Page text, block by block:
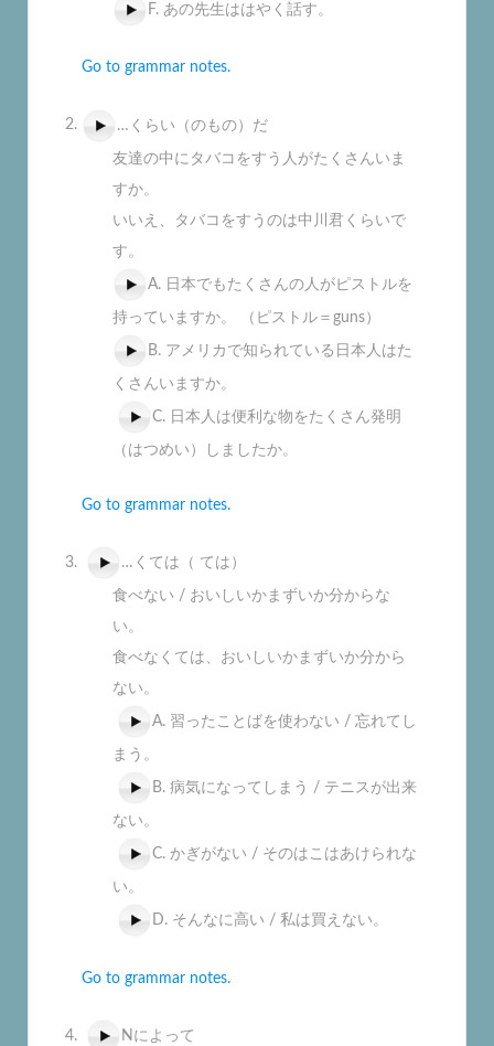
F. あの先生ははやく話す。
Go to grammar notes.
…くらい（のもの）だ
友達の中にタバコをすう人がたくさんいま
すか。
いいえ、タバコをすうのは中川君くらいで
す。
A. 日本でもたくさんの人がピストルを
持っていますか。 （ピストル＝guns）
B. アメリカで知られている日本人はた
くさんいますか。
C. 日本人は便利な物をたくさん発明
（はつめい）しましたか。
Go to grammar notes.
…くては（ ては）
食べない / おいしいかまずいか分からな
い。
食べなくては、おいしいかまずいか分から
ない。
A. 習ったことばを使わない / 忘れてし
まう。
B. 病気になってしまう / テニスが出来
ない。
C. かぎがない / そのはこはあけられな
い。
D. そんなに高い / 私は買えない。
Go to grammar notes.
Nによって